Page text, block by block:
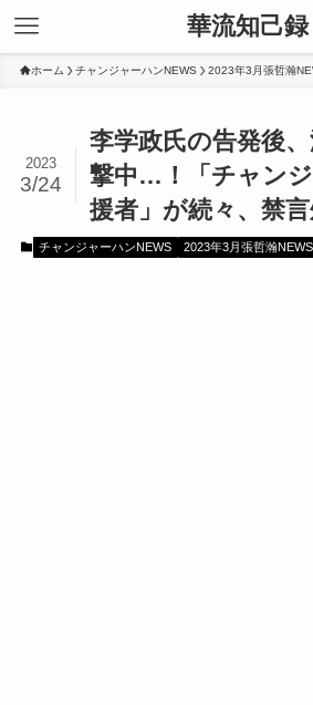
華流知己録
ホーム チャンジャーハンNEWS 2023年3月張哲瀚
李学政氏の告発後
撃中…！「チャン
援者」が続々、禁言
2023
3/24
チャンジャーハンNEWS 2023年3月張哲瀚NEWS